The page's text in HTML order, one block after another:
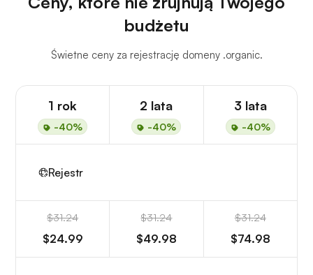
budżetu
Świetne ceny za rejestrację domeny .organic.
1 rok
-40%
2 lata
-40%
3 lata
-40%
Rejestr
$31.24
$24.99
$31.24
$49.98
$31.24
$74.98